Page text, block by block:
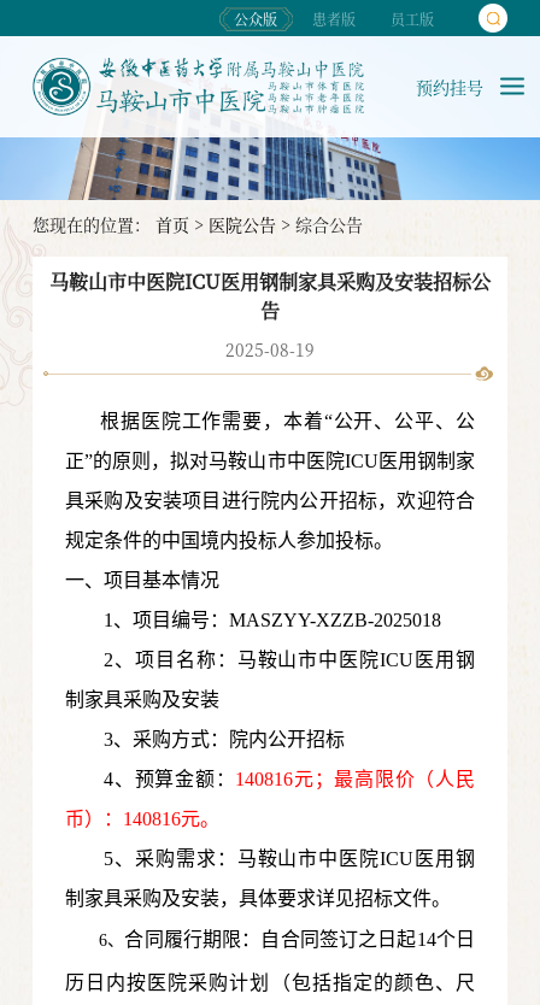
公众版 患者版 员工版
预约挂号
您现在的位置： 首页 > 医院公告> 综合公告
马鞍山市中医院ICU医用钢制家具采购及安装招标公
告
2025-08-19
根据医院工作需要，本着“公开、公平、公
正”的原则，拟对马鞍山市中医院ICU医用钢制家
具采购及安装项目进行院内公开招标，欢迎符合
规定条件的中国境内投标人参加投标。
一、项目基本情况
1、项目编号：MASZYY-XZZB-2025018
2、项目名称： 马鞍山市中医院ICU医用钢
制家具采购及安装
3、采购方式：院内公开招标
4、预算金额： 140816元；最高限价（人民
币）：140816元。
5、采购需求： 马鞍山市中医院ICU医用钢
制家具采购及安装，具体要求详见招标文件。
6、合同履行期限： 自合同签订之日起14个日
历日内按医院采购计划（包括指定的颜色、尺